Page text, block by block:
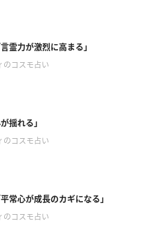
霊力が激烈に高まる」
のコスモ占い
揺れる」
のコスモ占い
常心が成長のカギになる」
のコスモ占い